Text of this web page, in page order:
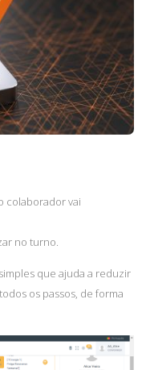
colaborador vai
no turno.
que ajuda a reduzir
os passos, de forma